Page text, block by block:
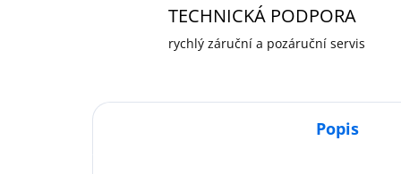
TECHNICKÁ PODPORA
rychlý záruční a pozáruční servis
Popis